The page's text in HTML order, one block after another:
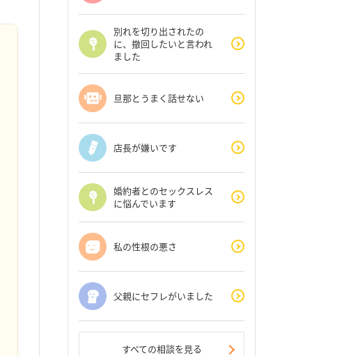
別れを切り出されたの
に、撤回したいと言われ
ました
旦那とうまく話せない
店長が嫌いです
婚約者とのセックスレス
に悩んでいます
私の性根の悪さ
父親にセフレがいました
すべての相談を見る